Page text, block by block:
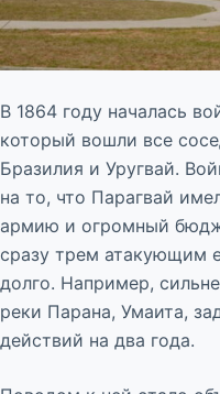
В 1864 году началась
который вошли все
Бразилия и Уругвай.
на то, что Парагвай
армию и огромный
сразу трем атакующим
долго. Например,
реки Парана, Умаита,
действий на два года.